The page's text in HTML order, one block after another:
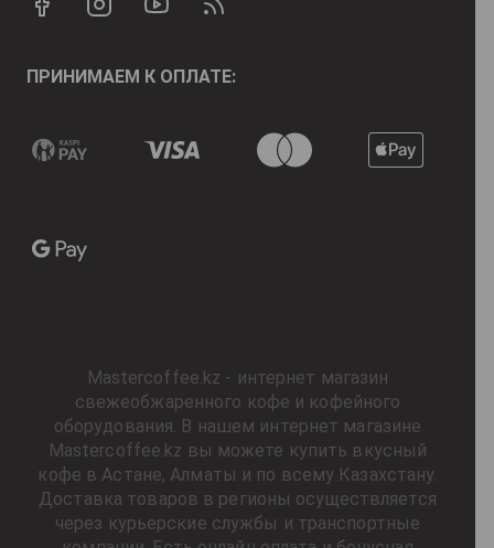
ПРИНИМАЕМ К ОПЛАТЕ:
Mastercoffee.kz - интернет магазин
свежеобжаренного кофе и кофейного
оборудования. В нашем интернет магазине
Mastercoffee.kz вы можете купить вкусный
кофе в Астане, Алматы и по всему Казахстану.
Доставка товаров в регионы осуществляется
через курьерские службы и транспортные